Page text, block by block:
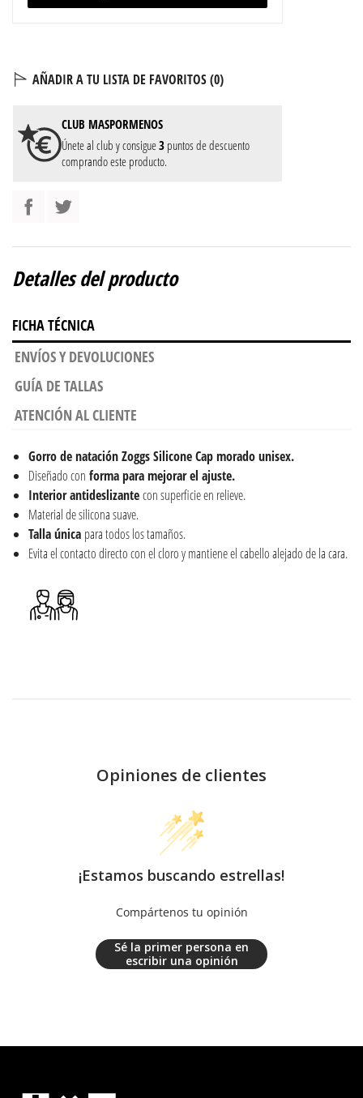
AÑADIR A TU LISTA DE FAVORITOS (0)
CLUB MASPORMENOS
Únete al club y consigue3 puntos de descuento
comprando este producto.
Detalles del producto
FICHA TÉCNICA
ENVÍOS Y DEVOLUCIONES
GUÍA DE TALLAS
ATENCIÓN AL CLIENTE
Gorro de natación Zoggs Silicone Cap morado unisex.
Diseñado con forma para mejorar el ajuste.
Interior antideslizantecon superficie en relieve.
Material de silicona suave.
Talla única para todos los tamaños.
Evita el contacto directo con el cloro y mantiene el cabello alejado de la cara.
Opiniones de clientes
¡Estamos buscando estrellas!
Compártenos tu opinión
Sé la primer persona en
escribir una opinión